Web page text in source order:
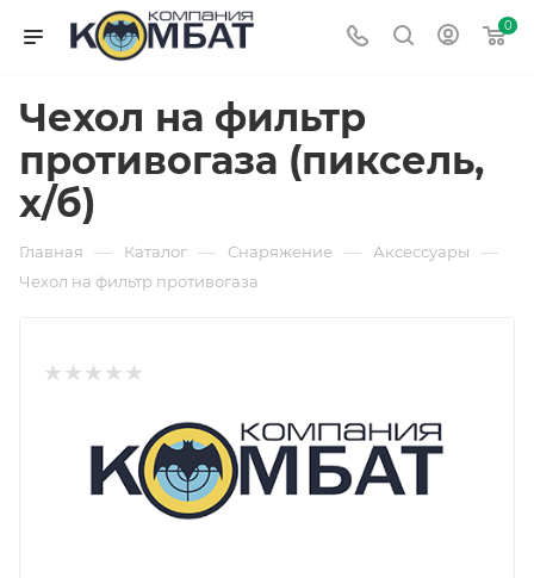
0
Чехол на фильтр
противогаза (пиксель,
х/б)
Главная — Каталог — Снаряжение — Аксессуары —
Чехол на фильтр противогаза